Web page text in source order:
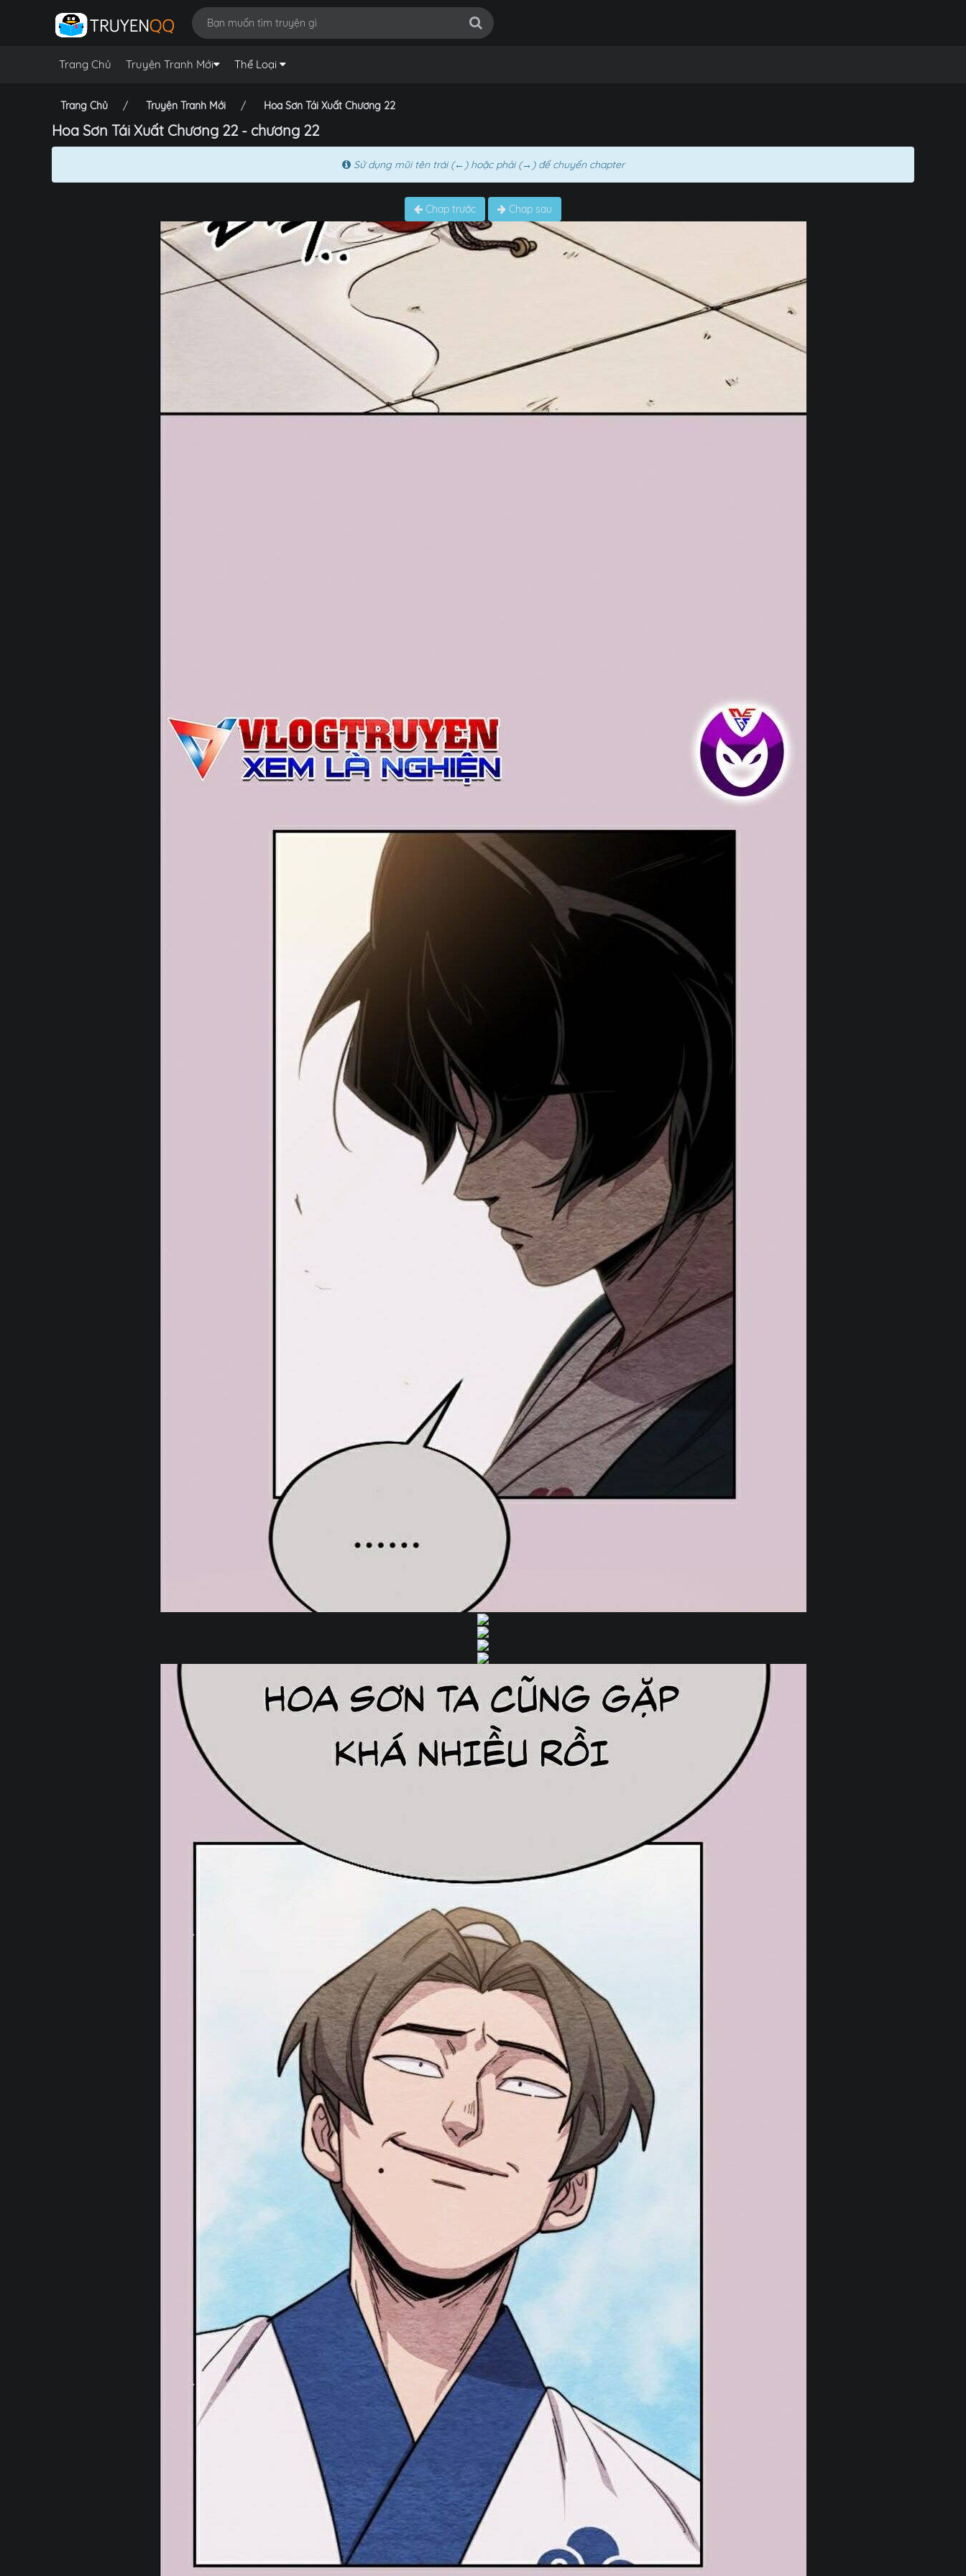
Trang Chủ Truyện Tranh Mới Thể Loại
Trang Chủ Truyện Tranh Mới Hoa Sơn Tái Xuất Chương 22
Hoa Sơn Tái Xuất Chương 22 - chương 22
Sử dụng mũi tên trái (←) hoặc phải (→) để chuyển chapter
Chap trước Chap sau